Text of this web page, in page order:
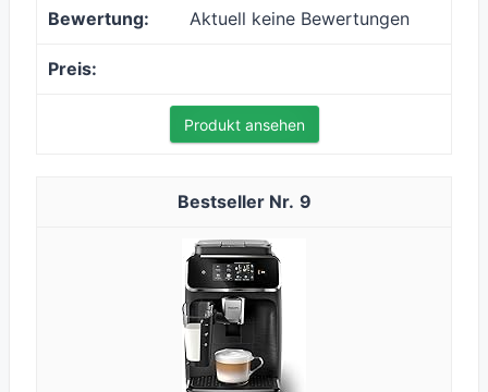
Aktuell keine Bewertungen
Produkt ansehen
9